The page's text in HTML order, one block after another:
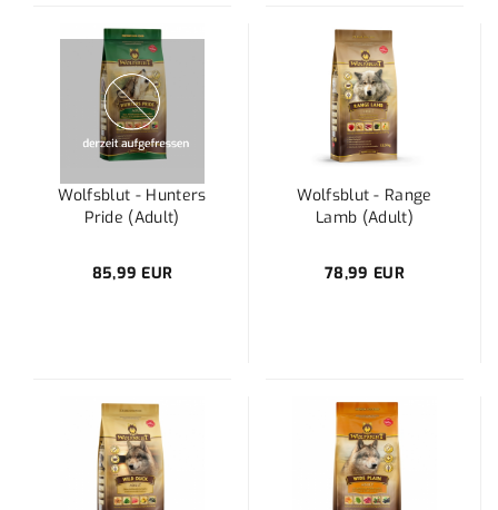
Wolfsblut - Hunters
Pride (Adult)
85,99 EUR
Wolfsblut - Range
Lamb (Adult)
78,99 EUR